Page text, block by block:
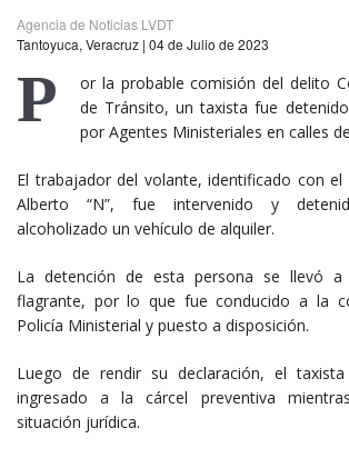
Agencia de Noticias LVDT
Tantoyuca, Veracruz | 04 de Julio de 2023
P
or la probable comisión del delito
de Tránsito, un taxista fue
por Agentes Ministeriales en calles
El trabajador del volante, identificado con el
Alberto “N”, fue intervenido y
alcoholizado un vehículo de alquiler.
La detención de esta persona se llevó a
flagrante, por lo que fue conducido a la
Policía Ministerial y puesto a disposición.
Luego de rendir su declaración, el
ingresado a la cárcel preventiva
situación jurídica.